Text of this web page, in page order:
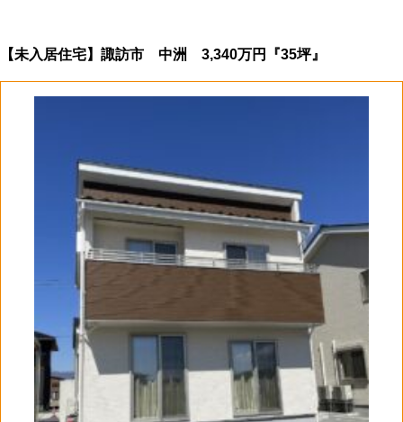
【未入居住宅】諏訪市 中洲 3,340万円『35坪』